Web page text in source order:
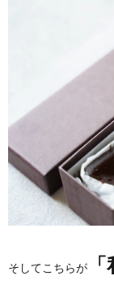
そしてこちらが